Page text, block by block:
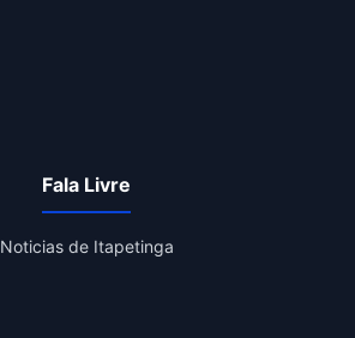
Fala Livre
Noticias de Itapetinga